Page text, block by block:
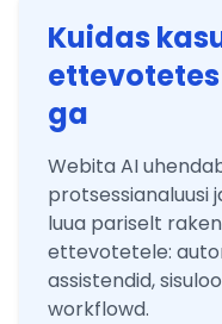
Kuidas
ga
Webita AI
protsessianaluusi
luua pariselt
ettevotetele:
assistendid,
workflowd.